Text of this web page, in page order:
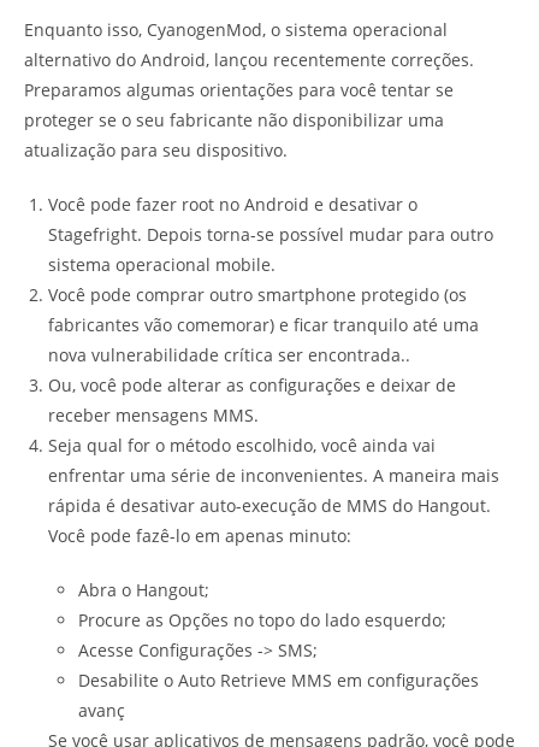
Enquanto isso, CyanogenMod, o sistema operacional
alternativo do Android, lançou recentemente correções.
Preparamos algumas orientações para você tentar se
proteger se o seu fabricante não disponibilizar uma
atualização para seu dispositivo.
Você pode fazer root no Android e desativar o
Stagefright. Depois torna-se possível mudar para outro
sistema operacional mobile.
Você pode comprar outro smartphone protegido (os
fabricantes vão comemorar) e ficar tranquilo até uma
nova vulnerabilidade crítica ser encontrada..
Ou, você pode alterar as configurações e deixar de
receber mensagens MMS.
Seja qual for o método escolhido, você ainda vai
enfrentar uma série de inconvenientes. A maneira mais
rápida é desativar auto-execução de MMS do Hangout.
Você pode fazê-lo em apenas minuto:
Abra o Hangout;
Procure as Opções no topo do lado esquerdo;
Acesse Configurações -> SMS;
Desabilite o Auto Retrieve MMS em configurações
avanç
Se você usar aplicativos de mensagens padrão, você pode